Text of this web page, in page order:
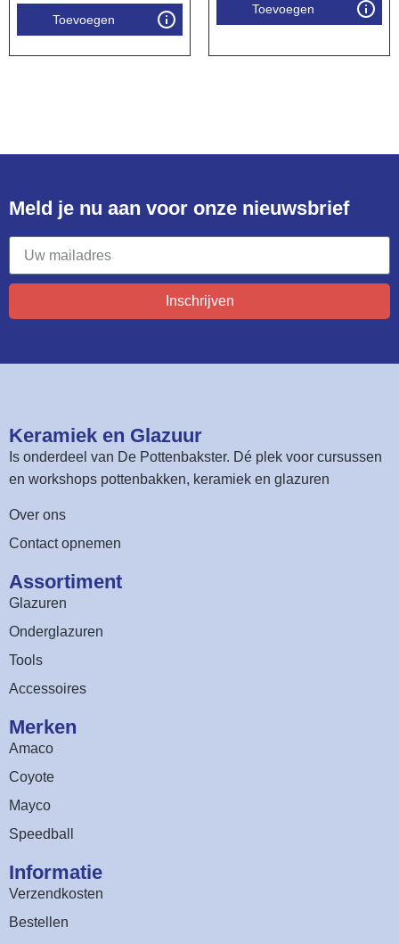
Toevoegen
Toevoegen
Meld je nu aan voor onze nieuwsbrief​
Inschrijven
Keramiek en Glazuur​
Is onderdeel van De Pottenbakster. Dé plek voor cursussen
en workshops pottenbakken, keramiek en glazuren
Over ons
Contact opnemen
Assortiment​
Glazuren
Onderglazuren
Tools
Accessoires
Merken
Amaco
Coyote
Mayco
Speedball
Informatie
Verzendkosten
Bestellen